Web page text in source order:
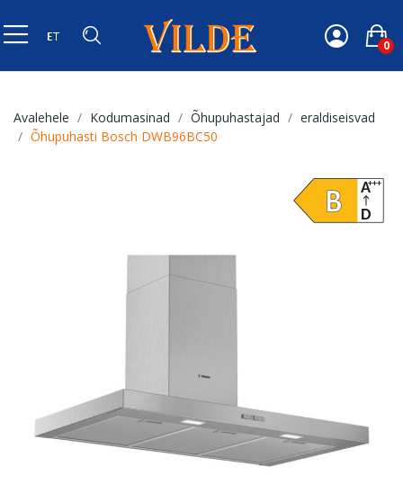
0
Avalehele Kodumasinad Õhupuhastajad
eraldiseisvad
Õhupuhasti Bosch DWB96BC50